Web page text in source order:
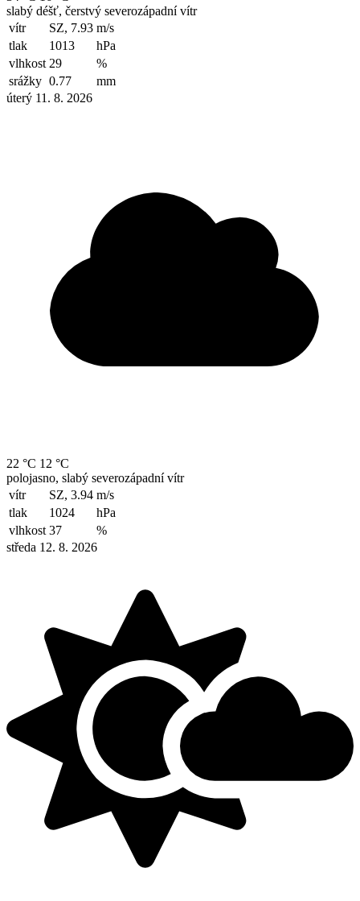
slabý déšť, čerstvý severozápadní vítr
vítr
SZ, 7.93 m/s
tlak
1013
hPa
vlhkost 29
%
srážky 0.77
mm
úterý 11. 8. 2026
22 °C 12 °C
polojasno, slabý severozápadní vítr
vítr
SZ, 3.94 m/s
tlak
1024
hPa
vlhkost 37
%
středa 12. 8. 2026